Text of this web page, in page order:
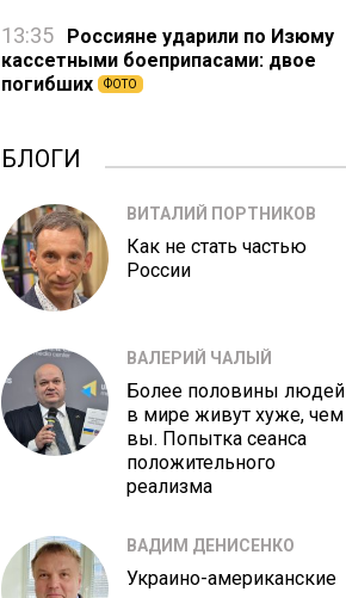
13:35
Россияне ударили по Изюму
кассетными боеприпасами: двое
погибших
ФОТО
БЛОГИ
ВИТАЛИЙ ПОРТНИКОВ
Как не стать частью
России
ВАЛЕРИЙ ЧАЛЫЙ
Более половины людей
в мире живут хуже, чем
вы. Попытка сеанса
положительного
реализма
ВАДИМ ДЕНИСЕНКО
Украино-американские